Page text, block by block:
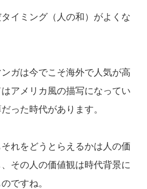
イミング（人の和）がよくな
ガは今でこそ海外で人気が高
アメリカ風の描写になってい
った時代があります。
れをどうとらえるかは人の価
その人の価値観は時代背景に
ですね。